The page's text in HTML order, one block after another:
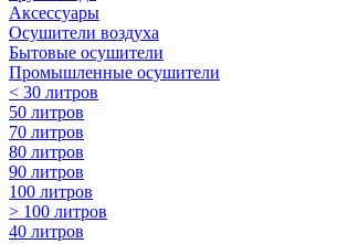
Аксессуары
Осушители воздуха
Бытовые осушители
Промышленные осушители
< 30 литров
50 литров
70 литров
80 литров
90 литров
100 литров
> 100 литров
40 литров